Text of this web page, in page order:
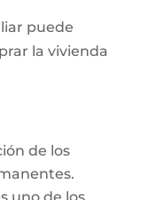
puede
la vivienda
de los